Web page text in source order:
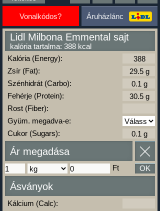
Vonalkódos? Áruházlánc
Lidl Milbona Emmental sajt
kalória tartalma: 388 kcal
Kalória (Energy):
Zsír (Fat):
Szénhidrát (Carbo):
Fehérje (Protein):
Rost (Fiber):
Gyüm. megadva-e:
Cukor (Sugars):
Ár megadása
Ft OK
Ásványok
Kálcium (Calc):